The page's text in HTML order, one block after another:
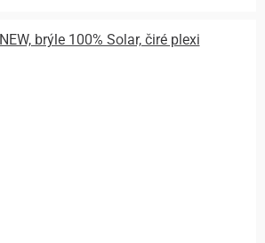
brýle 100% Solar, čiré plexi